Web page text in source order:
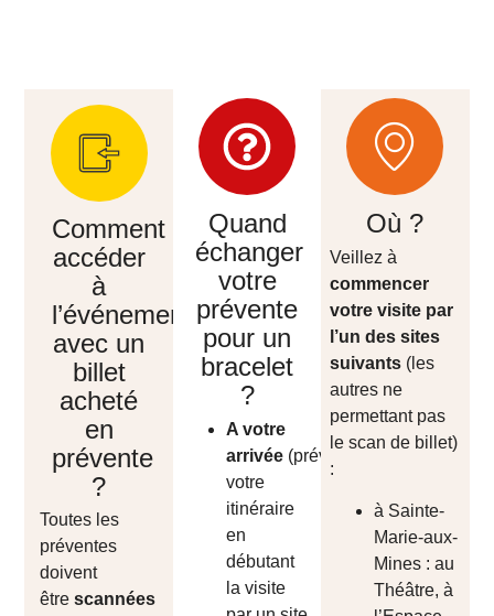
Comment
accéder
à
l’événement
avec un
billet
acheté
en
prévente
?
Toutes les
préventes
doivent
être scannées
Quand
échanger
votre
prévente
pour un
bracelet
?
A votre
arrivée(prévoyez
votre
itinéraire
en
débutant
la visite
Où ?
Veillez à
commencer
votre visite par
l’un des sites
suivants (les
autres ne
permettant pas
le scan de billet)
:
à Sainte-
Marie-aux-
Mines : au
Théâtre, à